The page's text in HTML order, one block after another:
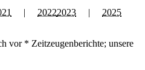
| 20222023 | 2025
vor * Zeitzeugenberichte; unsere